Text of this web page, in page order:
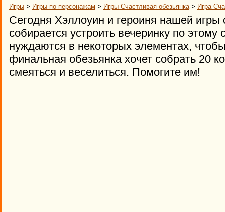
Игры > Игры по персонажам > Игры Счастливая обезьянка> Игра
Сегодня Хэллоуин и героиня нашей игры
собирается устроить вечеринку по
нуждаются в некоторых элементах,
финальная обезьянка хочет собрать 20
смеяться и веселиться. Помогите им!